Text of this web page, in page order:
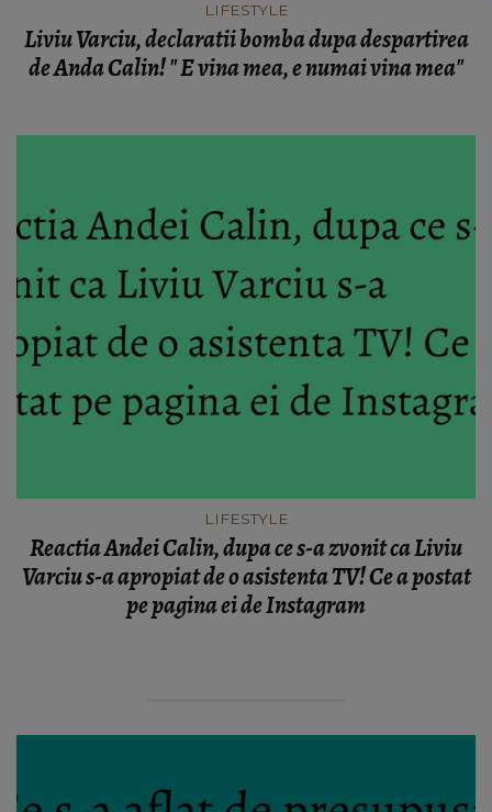
LIFESTYLE
Liviu Varciu, declaratii bomba dupa despartirea
de Anda Calin! " E vina mea, e numai vina mea"
LIFESTYLE
Reactia Andei Calin, dupa ce s-a zvonit ca Liviu
Varciu s-a apropiat de o asistenta TV! Ce a postat
pe pagina ei de Instagram